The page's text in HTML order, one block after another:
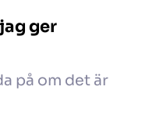
ger
på om det är